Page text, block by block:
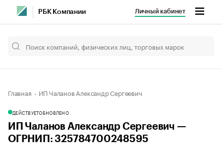
РБК Компании Личный кабинет
Главная ИП Чаланов Александр Сергеевич
ДЕЙСТВУЕТОБНОВЛЕНО
ИП Чаланов Александр Сергеевич —
ОГРНИП: 325784700248595